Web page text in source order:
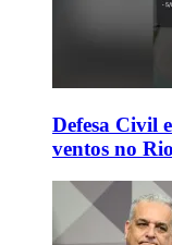
Defesa Civil
ventos no